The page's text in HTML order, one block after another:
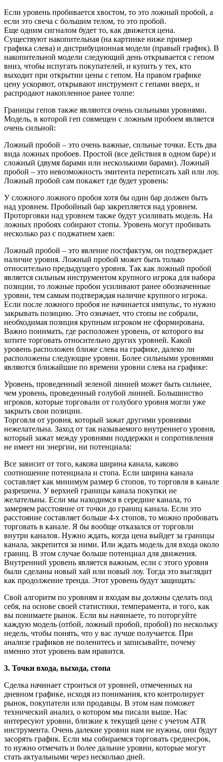
Если уровень пробивается хвостом, то это ложный пробой, а
если это свеча с большим телом, то это пробой.
Еще одним сигналом будет то, как движется цена.
Существуют накопительная (на картинке ниже пример
графика слева) и дистрибуционная модели (правый график). В
накопительной модели следующий день открывается с гепом
вниз, чтобы испугать покупателей, и купить у тех, кто
выходит при открытии цены с гепом. На правом графике
цену ускоряют, открывают инструмент с гепами вверх, и
распродают накопленное ранее толпе:
Границы гепов также являются очень сильными уровнями.
Модель, в которой геп совмещен с ложным пробоем является
очень сильной:
Ложный пробой – это очень важные, сильные точки. Есть два
вида ложных пробоев. Простой (все действия в одном баре) и
сложный (двумя барами или несколькими барами). Ложный
пробой – это невозможность эмитента переписать хай или лоу.
Ложный пробой сам покажет где будет уровень:
У сложного ложного пробоя хотя бы один бар должен быть
над уровнем. Пробойный бар закрепляется над уровнем.
Проторговки над уровнем также будут усиливать модель. На
ложных пробоях собирают стопы. Уровень могут пробивать
несколько раз с поджатием хаев:
Ложный пробой – это явление постфактум, он подтверждает
наличие уровня. Ложный пробой может быть только
относительно предыдущего уровня. Так как ложный пробой
является сильным инструментом крупного игрока для набора
позиции, то ложные пробои усиливают ранее обозначенные
уровни, тем самым подтверждая наличие крупного игрока.
Если после ложного пробоя не начинается импульс, то нужно
закрывать позицию. Это означает, что стопы не собрали,
необходимая позиция крупным игроком не сформирована.
Важно понимать, где расположен уровень, от которого вы
хотите торговать относительно других уровней. Какой
уровень расположен ближе слева на графике, далеко ли
расположены следующие уровни. Более сильными уровнями
являются ближайшие по времени уровни слева на графике:
Уровень, проведенный зеленой линией может быть сильнее,
чем уровень, проведенный голубой линией. Большинство
игроков, которые торговали от голубого уровня могли уже
закрыть свои позиции.
Торговля от уровня, который зажат другими уровнями
нежелательна. Заход от так называемого внутреннего уровня,
который зажат между уровнями поддержки и сопротивления
не имеет ни энергии, ни потенциала:
Все зависит от того, какова ширина канала, каково
соотношение потенциала и стопа. Если ширина канала
составляет как минимум размер 6 стопов, то торговля в канале
разрешена. У верхней границы канала покупки не
желательны. Если мы находимся в середине канала, то
замеряем расстояние от точки до границ канала. Если это
расстояние составляет больше 4-х стопов, то можно пробовать
торговать в канале. Я бы вообще отказался от торговли
внутри каналов. Нужно ждать, когда цена выйдет за границы
канала, закрепится за ними. Или ждать модель для входа около
границ. В этом случае больше потенциал для движения.
Внутренний уровень является важным, если с этого уровня
были сделаны новый хай или новый лоу. Тогда это выглядит
как продолжение тренда. Этот уровень будут защищать:
Свой алгоритм по уровням и входам вы должны сделать под
себя, на основе своей статистики, темперамента, и того, как
вы понимаете рынок. Если вы начинаете, то поторгуйте
каждую модель (отбой, ложный пробой, пробой) по нескольку
недель, чтобы понять, что у вас лучше получается. При
анализе графиков не поленитесь и записывайте, почему
именно этот уровень вам нравится.
3. Точки входа, выхода, стопа
Сделка начинает строиться от уровней, отмеченных на
дневном графике, исходя из понимания, кто контролирует
рынок, покупатели или продавцы. В этом нам поможет
технический анализ, о котором мы писали выше. Нас
интересуют уровни, близкие к текущей цене с учетом ATR
инструмента. Очень далекие уровни нам не нужны, они будут
засорять график. Если мы собираемся торговать среднесрок,
то нужно отмечать и более дальние уровни, которые могут
стать актуальными через несколько дней.